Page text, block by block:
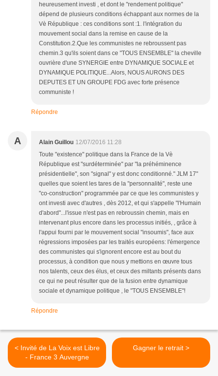
heureusement investi , et dont le "rendement politique"
dépend de plusieurs conditions échappant aux normes de la
Vè République : ces conditions sont :1. l'intégration du
mouvement social dans la remise en cause de la
Constitution.2.Que les communistes ne rebroussent pas
chemin.3 qu'ils soient dans ce "TOUS ENSEMBLE" la cheville
ouvrière d'une SYNERGIE entre DYNAMIQUE SOCIALE et
DYNAMIQUE POLITIQUE...Alors, NOUS AURONS DES
DEPUTES ET UN GROUPE FDG avec forte présence
communiste !
Répondre
A Alain Guillou 12/07/2016 11:28
Toute "existence" politique dans la France de la Vè
République est "surdéterminée" par "la préhéminence
présidentielle", son "signal" y est donc conditionné." JLM 17"
quelles que soient les tares de la "personnalité", reste une
"co-construction" programmée par ce que les communistes y
ont investi avec d'autres , dès 2012, et qui s'appelle "l'Humain
d'abord"...l'issue n'est pas en rebroussin chemin, mais en
intervenant plus encore dans les processus initiés, , grâce à
l'appui fourni par le mouvement social "insoumis", face aux
régressions imposées par les traités européens: l'émergence
des communistes qui s'ignorent encore est au bout du
processus, à condition que nous y mettions en œuvre tous
nos talents, ceux des élus, et ceux des miltants présents dans
ce qui ne peut résulter que de la fusion entre dynamique
sociale et dynamique politique , le "TOUS ENSEMBLE"!
Répondre
< Invité de La Voix est Libre
- France 3 Auvergne
Gagner le retrait >